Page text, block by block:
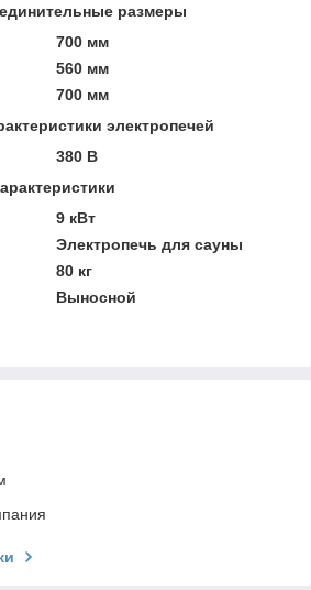
размеры
700 мм
560 мм
700 мм
электропечей
380 В
9 кВт
Электропечь для сауны
80 кг
Выносной